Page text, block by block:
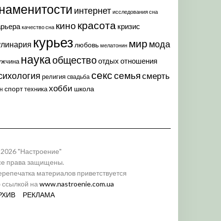
интернет исследования сна
качество сна кино красота кризис
курьез любовь мелатонин мир мода
наукаобществоотдых отношения
религия свадьба секссемья смерть
спорттехникахобби школа
"Настроение"
права защищены.
материалов приветствуется
ссылкой на www.nastroenie.com.ua
РЕКЛАМА